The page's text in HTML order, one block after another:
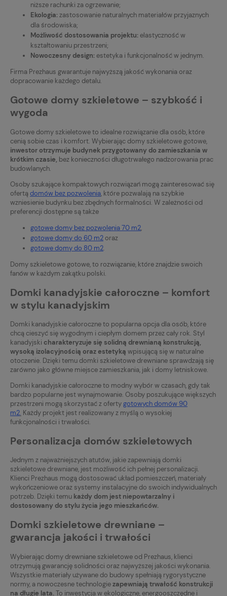
niższe rachunki za ogrzewanie;
Ekologia:zastosowanie naturalnych materiałów przyjaznych
dla środowiska;
Możliwość dostosowania projektu:elastyczność w
kształtowaniu przestrzeni;
Nowoczesny design:estetyka i funkcjonalność w jednym.
Firma Prezhaus gwarantuje najwyższą jakość wykonania oraz
dopracowanie każdego detalu.
Gotowe domy szkieletowe – szybkość i
wygoda
Gotowe domy szkieletowe to idealne rozwiązanie dla osób, które
cenią sobie czas i komfort. Wybierając domy szkieletowe gotowe,
inwestor otrzymuje budynek przygotowany do zamieszkania w
krótkim czasie, bez konieczności długotrwałego nadzorowania prac
budowlanych.
Osoby szukające kompaktowych rozwiązań mogą zainteresować się
ofertądomów bez pozwolenia, które pozwalają na szybkie
wzniesienie budynku bez zbędnych formalności. W zależności od
preferencji dostępne są także
gotowe domy bez pozwolenia 70 m2,
gotowe domy do 60 m2oraz
gotowe domy do 80 m2.
Domy szkieletowe gotowe, to rozwiązanie, które znajdzie swoich
fanów w każdym zakątku polski.
Domki kanadyjskie całoroczne – komfort
w stylu kanadyjskim
Domki kanadyjskie całoroczne to popularna opcja dla osób, które
chcą cieszyć się wygodnym i ciepłym domem przez cały rok. Styl
kanadyjski charakteryzuje się solidną drewnianą konstrukcją,
wysoką izolacyjnością oraz estetyką wpisującą się w naturalne
otoczenie. Dzięki temu domki szkieletowe drewniane sprawdzają się
zarówno jako główne miejsce zamieszkania, jak i domy letniskowe.
Domki kanadyjskie całoroczne to modny wybór w czasach, gdy tak
bardzo popularne jest wynajmowanie. Osoby poszukujące większych
przestrzeni mogą skorzystać z ofertygotowych domów 90
m2. Każdy projekt jest realizowany z myślą o wysokiej
funkcjonalności i trwałości.
Personalizacja domów szkieletowych
Jednym z najważniejszych atutów, jakie zapewniają domki
szkieletowe drewniane, jest możliwość ich pełnej personalizacji.
Klienci Prezhaus mogą dostosować układ pomieszczeń, materiały
wykończeniowe oraz systemy instalacyjne do swoich indywidualnych
potrzeb. Dzięki temu każdy dom jest niepowtarzalny i
dostosowany do stylu życia jego mieszkańców.
Domki szkieletowe drewniane –
gwarancja jakości i trwałości
Wybierając domy drewniane szkieletowe od Prezhaus, klienci
otrzymują gwarancję solidności oraz najwyższej jakości wykonania.
Wszystkie materiały używane do budowy spełniają rygorystyczne
normy, a nowoczesne technologiezapewniają trwałość konstrukcji
na długie lata.To inwestycja w ekologiczne, energooszczędne i